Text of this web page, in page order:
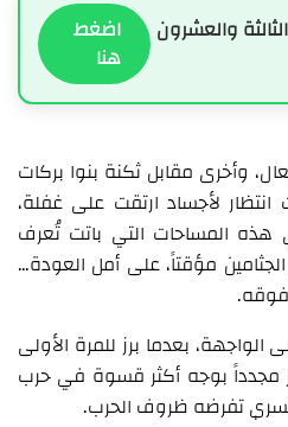
والعشرون
اضغط
هنا
وأخرى مقابل ثكنة بنوا بركات
لأجساد ارتقت على غفلة،
هذه المساحات التي باتت تُعرف
مؤقتاً، على أمل العودة…
فوقه.
بعدما برز للمرة الأولى
2006، ليظهر مجدداً بوجه أكثر قسوة في حرب